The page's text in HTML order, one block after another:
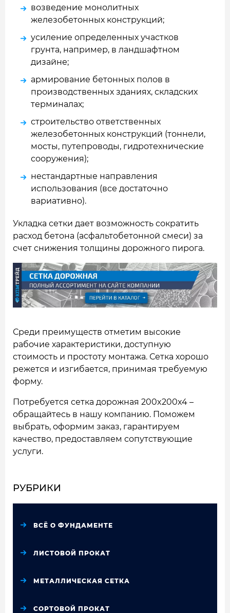
возведение монолитных
железобетонных конструкций;
усиление определенных участков
грунта, например, в ландшафтном
дизайне;
армирование бетонных полов в
производственных зданиях, складских
терминалах;
строительство ответственных
железобетонных конструкций (тоннели,
мосты, путепроводы, гидротехнические
сооружения);
нестандартные направления
использования (все достаточно
вариативно).
Укладка сетки дает возможность сократить
расход бетона (асфальтобетонной смеси) за
счет снижения толщины дорожного пирога.
Среди преимуществ отметим высокие
рабочие характеристики, доступную
стоимость и простоту монтажа. Сетка хорошо
режется и изгибается, принимая требуемую
форму.
Потребуется сетка дорожная 200x200x4 –
обращайтесь в нашу компанию. Поможем
выбрать, оформим заказ, гарантируем
качество, предоставляем сопутствующие
услуги.
РУБРИКИ
ВСЁ О ФУНДАМЕНТЕ
ЛИСТОВОЙ ПРОКАТ
МЕТАЛЛИЧЕСКАЯ СЕТКА
СОРТОВОЙ ПРОКАТ